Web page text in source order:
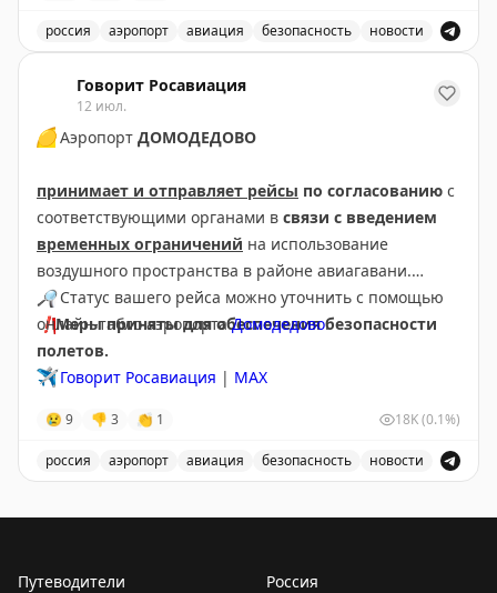
россия аэропорт авиация безопасность новости
Говорит Росавиация
12 июл.
🟡Аэропорт ДОМОДЕДОВО
принимает и отправляет рейсы по согласованию с
соответствующими органами в связи с введением
временных ограничений на использование
воздушного пространства в районе авиагавани.
❗️Меры приняты для обеспечения безопасности
полетов.
🔎Статус вашего рейса можно уточнить с помощью
онлайн-табло аэропортаДомодедово.
✈️ Говорит Росавиация | МАХ
😢 9 👎 3 👏 1 18K(0.1%)
россия аэропорт авиация безопасность новости
Путеводители
Россия